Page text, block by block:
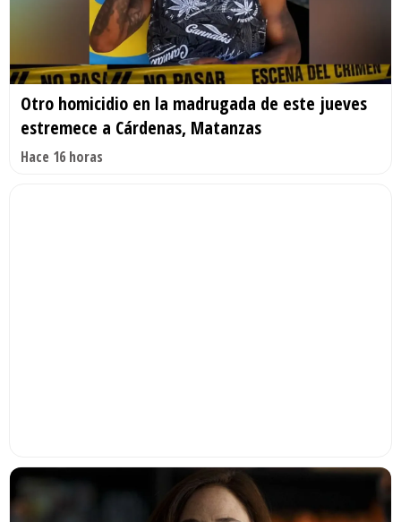
Otro homicidio en la madrugada de este jueves
estremece a Cárdenas, Matanzas
Hace 16 horas